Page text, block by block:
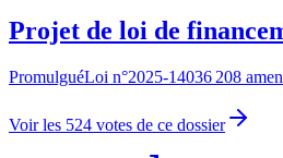
Projet de loi de
PromulguéLoi n°2025-14036 208
Voir les 524 votes de ce dossier